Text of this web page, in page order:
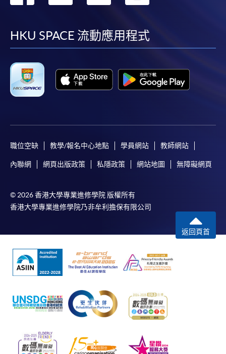
facebook
youtube
linkedin
HKU SPACE 流動應用程式
職位空缺 教學/報名中心地點 學員網站 教師網站
內聯網 網頁出版政策 私隱政策 網站地圖 無障礙網頁
© 2026 香港大學專業進修學院 版權所有
香港大學專業進修學院乃非牟利擔保有限公司
返回頁首